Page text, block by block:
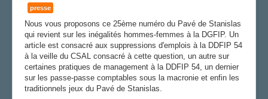
presse
Nous vous proposons ce 25ème numéro du Pavé de Stanislas
qui revient sur les inégalités hommes-femmes à la DGFIP. Un
article est consacré aux suppressions d'emplois à la DDFIP 54
à la veille du CSAL consacré à cette question, un autre sur
certaines pratiques de management à la DDFIP 54, un dernier
sur les passe-passe comptables sous la macronie et enfin les
traditionnels jeux du Pavé de Stanislas.